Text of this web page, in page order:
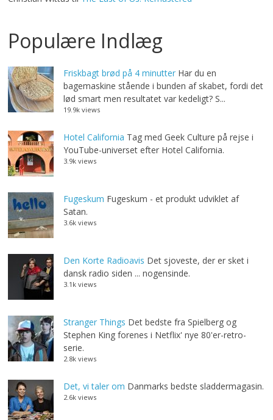
Populære Indlæg
Friskbagt brød på 4 minutter Har du en
bagemaskine stående i bunden af skabet, fordi det
lød smart men resultatet var kedeligt? S...
19.9k views
Hotel California Tag med Geek Culture på rejse i
YouTube-universet efter Hotel California.
3.9k views
Fugeskum Fugeskum - et produkt udviklet af
Satan.
3.6k views
Den Korte Radioavis Det sjoveste, der er sket i
dansk radio siden ... nogensinde.
3.1k views
Stranger Things Det bedste fra Spielberg og
Stephen King forenes i Netflix' nye 80'er-retro-
serie.
2.8k views
Det, vi taler om Danmarks bedste sladdermagasin.
2.6k views